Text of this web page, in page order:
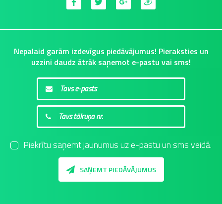
Nepalaid garām izdevīgus piedāvājumus! Pieraksties un
uzzini daudz ātrāk saņemot e-pastu vai sms!
Piekrītu saņemt jaunumus uz e-pastu un sms veidā.
SAŅEMT PIEDĀVĀJUMUS